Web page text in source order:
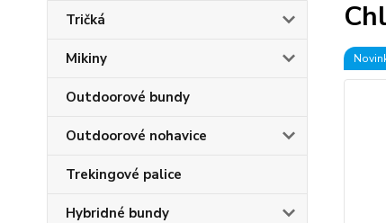
Tričká
Mikiny
Outdoorové bundy
Outdoorové nohavice
Trekingové palice
Hybridné bundy